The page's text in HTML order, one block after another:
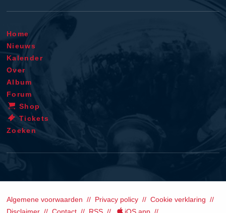
Home
Nieuws
Kalender
Over
Album
Forum
Shop
Tickets
Zoeken
Algemene voorwaarden Privacy policy
Cookie verklaring